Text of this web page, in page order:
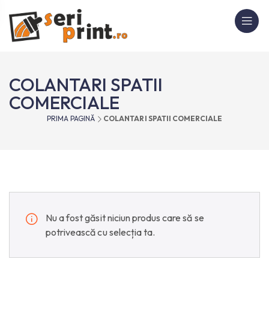
COLANTARI SPATII
COMERCIALE
PRIMA PAGINĂ COLANTARI SPATII COMERCIALE
Nu a fost găsit niciun produs care să se
potrivească cu selecția ta.